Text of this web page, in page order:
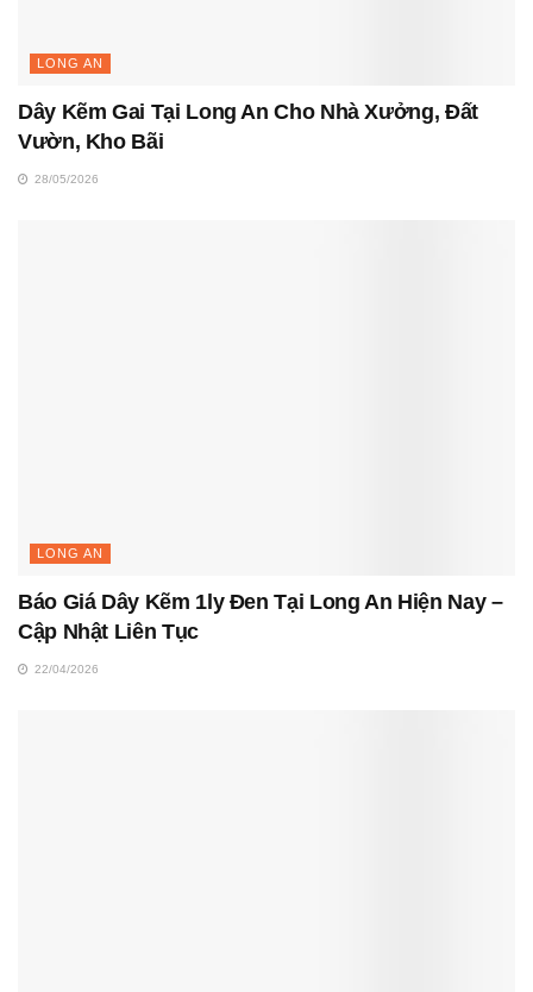
LONG AN
Dây Kẽm Gai Tại Long An Cho Nhà Xưởng, Đất
Vườn, Kho Bãi
28/05/2026
LONG AN
Báo Giá Dây Kẽm 1ly Đen Tại Long An Hiện Nay –
Cập Nhật Liên Tục
22/04/2026